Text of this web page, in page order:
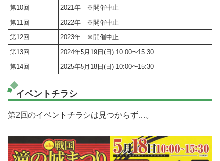
第10回
2021年 ※開催中止
第11回
2022年 ※開催中止
第12回
2023年 ※開催中止
第13回
2024年5月19日(日) 10:00〜15:30
第14回
2025年5月18日(日) 10:00〜15:30
イベントチラシ
第2回のイベントチラシは見つからず…。